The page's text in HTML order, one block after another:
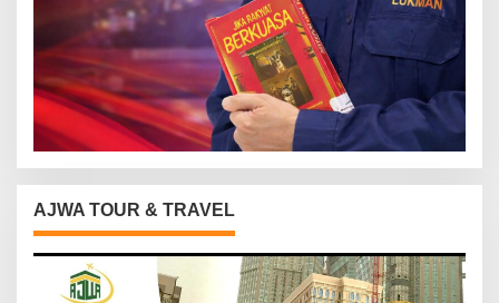
AJWA TOUR & TRAVEL